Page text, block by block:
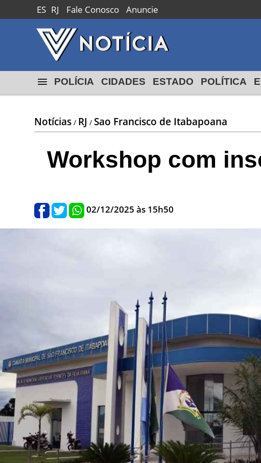
ES RJ Fale Conosco Anuncie
POLÍCIA CIDADES ESTADO POLÍTICA
Notícias / RJ / Sao Francisco de Itabapoana
Workshop com
02/12/2025 às 15h50